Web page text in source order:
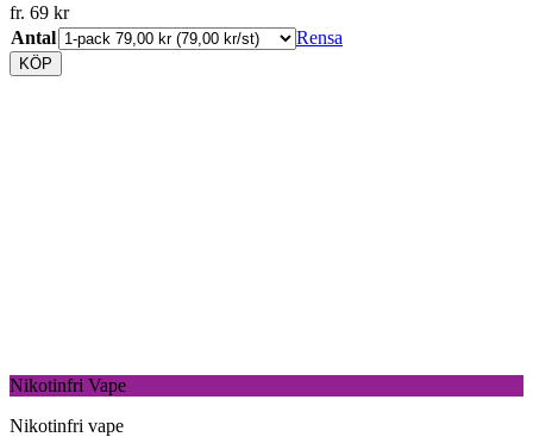
fr. 69 kr
Antal
Rensa
KÖP
Nikotinfri Vape
Nikotinfri vape